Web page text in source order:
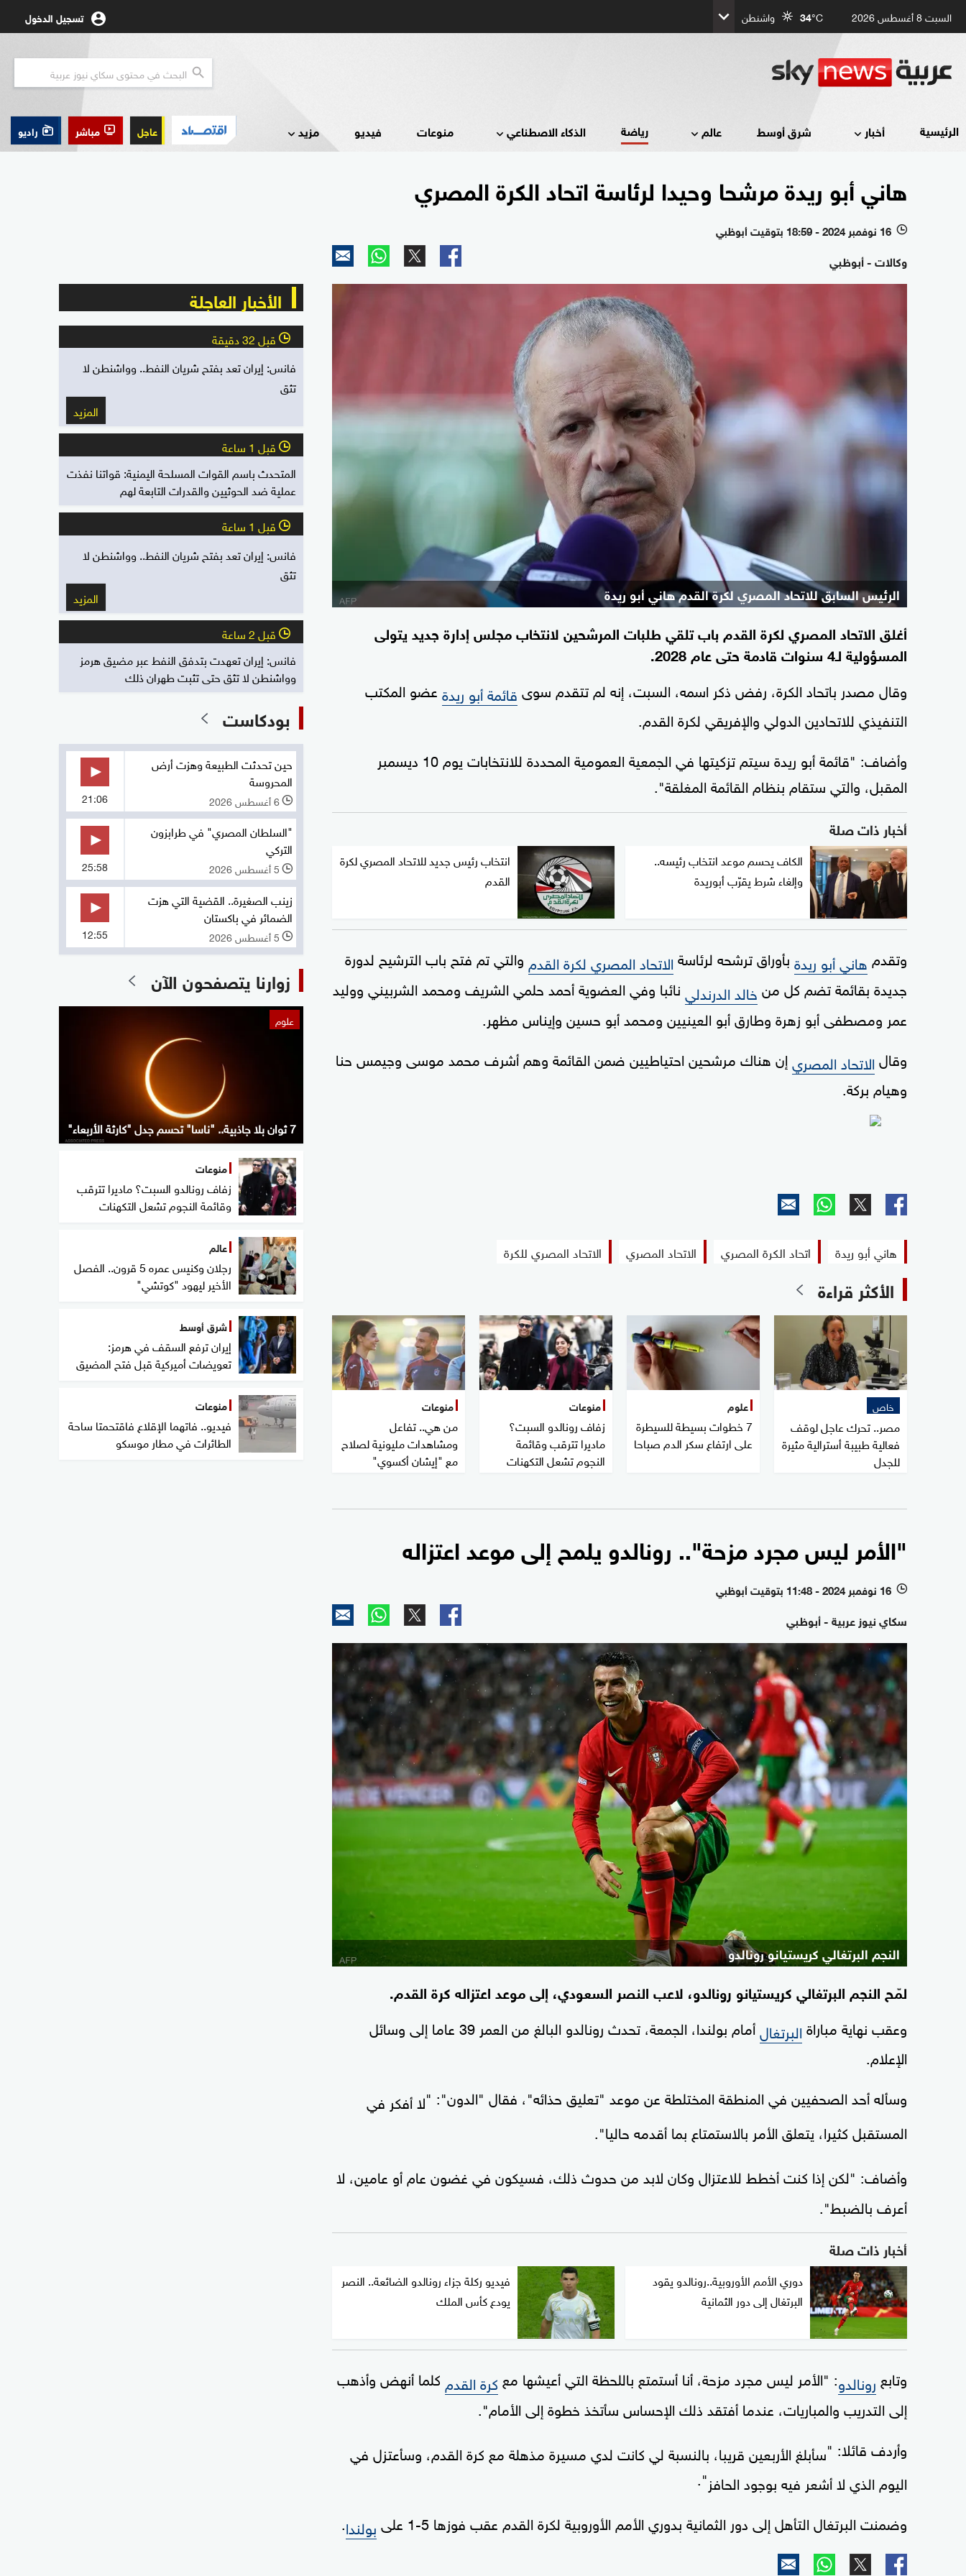
السبت 8 أغسطس 2026 34°C واشنطن تسجيل الدخول
الرئيسية أخبار شرق أوسط عالم رياضة الذكاء الاصطناعي منوعات فيديو مزيد عاجل مباشر راديو
هاني أبو ريدة مرشحا وحيدا لرئاسة اتحاد الكرة المصري
l 16 نوفمبر 2024 - 18:59 بتوقيت أبوظبي
وكالات - أبوظبي
الرئيس السابق للاتحاد المصري لكرة القدم هاني أبو ريدة
أغلق الاتحاد المصري لكرة القدم باب تلقي طلبات المرشحين لانتخاب مجلس إدارة جديد يتولى
المسؤولية لـ4 سنوات قادمة حتى عام 2028.
وقال مصدر باتحاد الكرة، رفض ذكر اسمه، السبت، إنه لم تتقدم سوى قائمة أبو ريدة عضو المكتب
التنفيذي للاتحادين الدولي والإفريقي لكرة القدم.
وأضاف: "قائمة أبو ريدة سيتم تزكيتها في الجمعية العمومية المحددة للانتخابات يوم 10 ديسمبر
المقبل، والتي ستقام بنظام القائمة المغلقة".
أخبار ذات صلة
الكاف يحسم موعد انتخاب رئيسه..
وإلغاء شرط يقرّب أبوريدة
انتخاب رئيس جديد للاتحاد المصري لكرة
القدم
وتقدم هاني أبو ريدة بأوراق ترشحه لرئاسة الاتحاد المصري لكرة القدم والتي تم فتح باب الترشيح لدورة
جديدة بقائمة تضم كل من خالد الدرندلي نائبا وفي العضوية أحمد حلمي الشريف ومحمد الشربيني ووليد
عمر ومصطفى أبو زهرة وطارق أبو العينيين ومحمد أبو حسين وإيناس مظهر.
وقال الاتحاد المصري إن هناك مرشحين احتياطيين ضمن القائمة وهم أشرف محمد موسى وجيمس حنا
وهيام بركة.
هاني أبو ريدة اتحاد الكرة المصري الاتحاد المصري الاتحاد المصري للكرة
الأكثر قراءة
خاص
مصر.. تحرك عاجل لوقف
فعالية طبيبة أسترالية مثيرة
للجدل
علوم
7 خطوات بسيطة للسيطرة
على ارتفاع سكر الدم صباحا
منوعات
زفاف رونالدو السبت؟
ماديرا تترقب وقائمة
النجوم تشعل التكهنات
منوعات
من هي.. تفاعل
ومشاهدات مليونية لصلاح
مع "إيشان أكسوي"
"الأمر ليس مجرد مزحة".. رونالدو يلمح إلى موعد اعتزاله
l 16 نوفمبر 2024 - 11:48 بتوقيت أبوظبي
سكاي نيوز عربية - أبوظبي
النجم البرتغالي كريستيانو رونالدو
لمّح النجم البرتغالي كريستيانو رونالدو، لاعب النصر السعودي، إلى موعد اعتزاله كرة القدم.
وعقب نهاية مباراة البرتغال
أمام بولندا، الجمعة، تحدث رونالدو البالغ من العمر 39 عاما إلى وسائل
الإعلام.
وسأله أحد الصحفيين في المنطقة المختلطة عن موعد "تعليق حذائه"، فقال "الدون": "لا أفكر في
المستقبل كثيرا، يتعلق الأمر بالاستمتاع بما أقدمه حاليا".
وأضاف: "لكن إذا كنت أخطط للاعتزال وكان لابد من حدوث ذلك، فسيكون في غضون عام أو عامين، لا
أعرف بالضبط".
أخبار ذات صلة
دوري الأمم الأوروبية..رونالدو يقود
البرتغال إلى دور الثمانية
فيديو ركلة جزاء رونالدو الضائعة.. النصر
يودع كأس الملك
وتابع رونالدو: "الأمر ليس مجرد مزحة، أنا أستمتع باللحظة التي أعيشها مع كرة القدم كلما أنهض وأذهب
إلى التدريب والمباريات، عندما أفتقد ذلك الإحساس سأتخذ خطوة إلى الأمام".
وأردف قائلا: "سأبلغ الأربعين قريبا، بالنسبة لي كانت لدي مسيرة مذهلة مع كرة القدم، وسأعتزل في
اليوم الذي لا أشعر فيه بوجود الحافز".
وضمنت البرتغال التأهل إلى دور الثمانية بدوري الأمم الأوروبية لكرة القدم عقب فوزها 5-1 على
بولندا.
الأخبار العاجلة
l قبل 32 دقيقة
فانس: إيران تعد بفتح شريان النفط.. وواشنطن لا
تثق
المزيد
l قبل 1 ساعة
المتحدث باسم القوات المسلحة اليمنية: قواتنا نفذت
عملية ضد الحوثيين والقدرات التابعة لهم
l قبل 1 ساعة
فانس: إيران تعد بفتح شريان النفط.. وواشنطن لا
تثق
المزيد
l قبل 2 ساعة
فانس: إيران تعهدت بتدفق النفط عبر مضيق هرمز
وواشنطن لا تثق حتى تثبت طهران ذلك
بودكاست
حين تحدثت الطبيعة وهزت أرض
المحروسة
l 6 أغسطس 2026 21:06
"السلطان المصري" في طرابزون
التركي
l 5 أغسطس 2026 25:58
زينب الصغيرة.. القضية التي هزت
الضمائر في باكستان
l 5 أغسطس 2026 12:55
زوارنا يتصفحون الآن
علوم
7 ثوان بلا جاذبية.. "ناسا" تحسم جدل "كارثة الأربعاء"
منوعات
زفاف رونالدو السبت؟ ماديرا تترقب
وقائمة النجوم تشعل التكهنات
عالم
رجلان وكنيس عمره 5 قرون.. الفصل
الأخير ليهود "كوتشي"
شرق أوسط
إيران ترفع السقف في هرمز:
تعويضات أميركية قبل فتح المضيق
منوعات
فيديو.. فاتهما الإقلاع فاقتحمتا ساحة
الطائرات في مطار موسكو